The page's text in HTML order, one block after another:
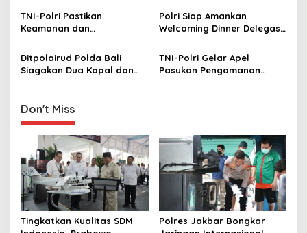
t
o
Amankan KTT IAF ke-2
TNI-Polri Pastikan
Keamanan dan
Serta Masyarakat Saat
Event IAF di Bali
Polri Siap Amankan
Welcoming Dinner Delegasi
GWK
Ditpolairud Polda Bali
Siagakan Dua Kapal dan
TNI-Polri Gelar Apel
Pasukan Pengamanan
Don't Miss
Tingkatkan Kualitas SDM
Polres Jakbar Bongkar